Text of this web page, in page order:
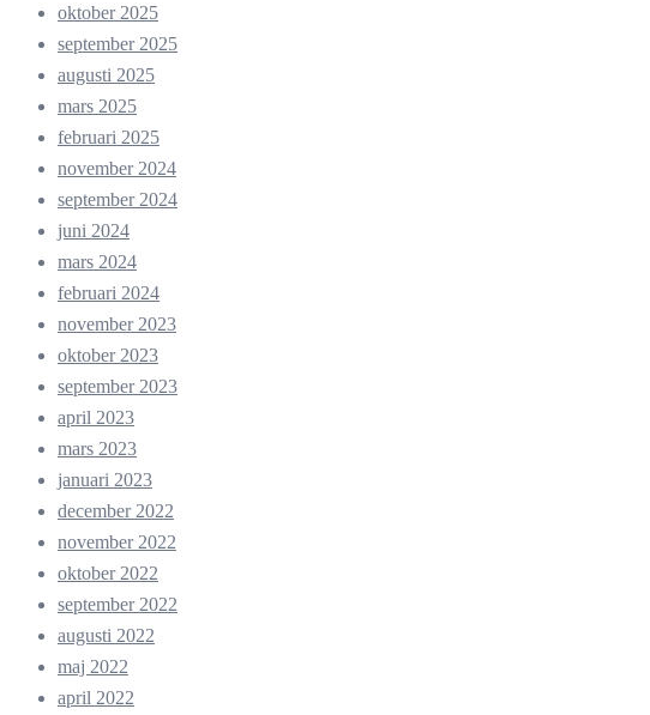
oktober 2025
september 2025
augusti 2025
mars 2025
februari 2025
november 2024
september 2024
juni 2024
mars 2024
februari 2024
november 2023
oktober 2023
september 2023
april 2023
mars 2023
januari 2023
december 2022
november 2022
oktober 2022
september 2022
augusti 2022
maj 2022
april 2022